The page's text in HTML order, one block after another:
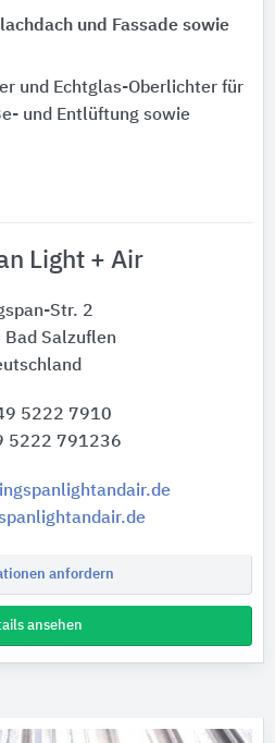
und Fassade sowie
und Echtglas-Oberlichter für
und Entlüftung sowie
Light + Air
Str. 2
Salzuflen
5222 7910
5222 791236
anfordern
ansehen